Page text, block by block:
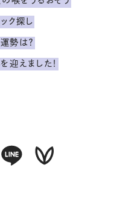
ク探し
勢は？
えました！